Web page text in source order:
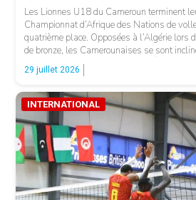
Les Lionnes U18 du Cameroun terminent
Championnat d’Afrique des Nations de
quatrième place. Opposées à l’Algérie lors
de bronze, les Camerounaises se sont
25-23, 25-20) à Alexandrie, en Égypte. La
particulièrement disputée, notamment lors […]
29 juillet 2026
INTERNATIONAL